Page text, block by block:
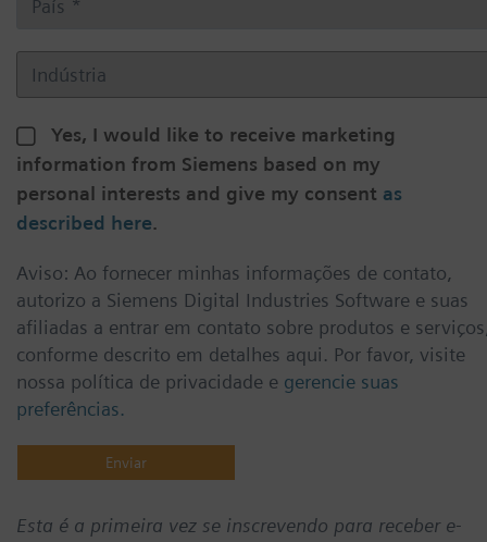
Yes, I would like to receive marketing
information from Siemens based on my
personal interests and give my consent as
described here.
Aviso: Ao fornecer minhas informações de contato,
autorizo a Siemens Digital Industries Software e suas
afiliadas a entrar em contato sobre produtos e
conforme descrito em detalhes aqui. Por favor, visite
nossa política de privacidade e gerencie suas
preferências.
Esta é a primeira vez se inscrevendo para receber e-